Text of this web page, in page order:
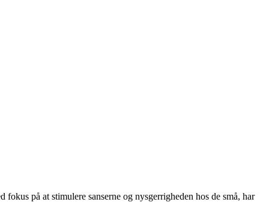
på at stimulere sanserne og nysgerrigheden hos de små, har